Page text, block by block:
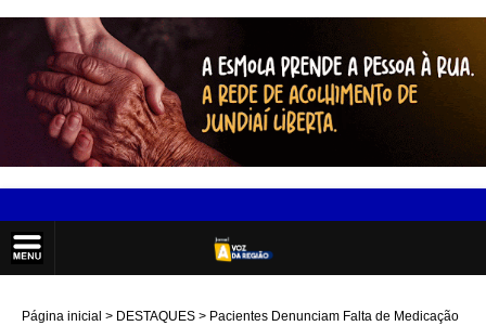
Página inicial DESTAQUES
Pacientes Denunciam Falta de Medicação